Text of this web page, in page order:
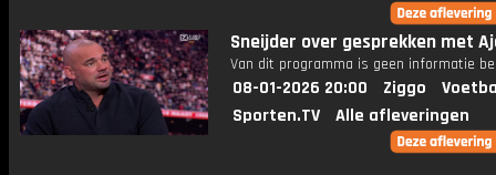
Sneijder over gesprekken met
Van dit programma is geen informatie
08-01-2026 20:00 Ziggo
Sporten.TV
Alle afleveringen